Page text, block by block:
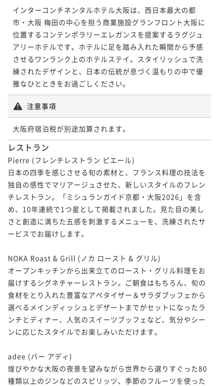
インターコンチネンタルホテル大阪は、西日本最大の都
市・大阪 梅田の中心を担う商業施設グランフロント大阪に
位置するコンテンポラリーエレガンスを提案するラグジュ
アリーホテルです。ホテルに足を踏み入れた瞬間から予感
させるワンランク上のホテルステイ。スタイリッシュで洗
練されたデザインと、日本の伝統が息づく温もりの中で優
雅なひとときをお過ごしください。
注意事項
大阪府宿泊税が別途加算されます。
レストラン
Pierre (フレンチレストラン ピエール)
日本の四季を感じさせる旬の素材と、フランス料理の技法を
独自の感性でマリアージュさせた、新しいスタイルのフレン
チレストラン。「ミシュランガイド京都・大阪2026」を含
め、10年連続で1つ星として掲載されました。見た目の美し
さと創造に満ちた五感を刺激するメニューを、洗練されたサ
ービスでお届けします。
NOKA Roast & Grill (ノカ ロースト & グリル)
オープンキッチンから出来立てのロースト・グリル料理をお
届けするシグネチャーレストラン。ご朝食はもちろん、旬の
食材をとり入れた豊富なアペタイザー＆サラダブッフェから
選べるメインディッシュとデザートまでがセットになったラ
ンチとディナー、人気のスイーツブッフェなど、気分やシー
ンに応じたスタイルでお楽しみいただけます。
adee (バー アディ)
煌びやかな大阪の夜景を望みながら世界から選りすぐった80
種類以上のジンなどのスピリッツ、季節のフルーツを使った